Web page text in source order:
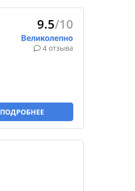
9.5/10
4 отзыва
ПОДРОБНЕЕ